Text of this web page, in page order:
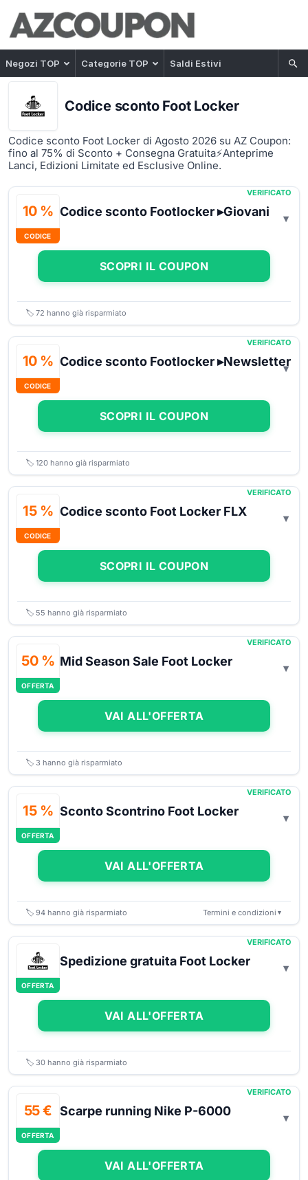
Negozi TOP Categorie TOP Saldi Estivi
Codice sconto Foot Locker
Codice sconto Foot Locker di Agosto 2026 su AZ Coupon:
fino al 75% di Sconto + Consegna Gratuita⚡Anteprime
Lanci, Edizioni Limitate ed Esclusive Online.
10 %
CODICE
VERIFICATO
Codice sconto Footlocker ▸Giovani
SCOPRI IL COUPON
🏷️ 72 hanno già risparmiato
10 %
CODICE
VERIFICATO
Codice sconto Footlocker ▸Newsletter
SCOPRI IL COUPON
🏷️ 120 hanno già risparmiato
15 %
CODICE
VERIFICATO
Codice sconto Foot Locker FLX
SCOPRI IL COUPON
🏷️ 55 hanno già risparmiato
50 %
OFFERTA
VERIFICATO
Mid Season Sale Foot Locker
VAI ALL'OFFERTA
🏷️ 3 hanno già risparmiato
15 %
OFFERTA
VERIFICATO
Sconto Scontrino Foot Locker
VAI ALL'OFFERTA
🏷️ 94 hanno già risparmiato Termini e condizioni ▼
OFFERTA
VERIFICATO
Spedizione gratuita Foot Locker
VAI ALL'OFFERTA
🏷️ 30 hanno già risparmiato
55 €
OFFERTA
VERIFICATO
Scarpe running Nike P-6000
VAI ALL'OFFERTA